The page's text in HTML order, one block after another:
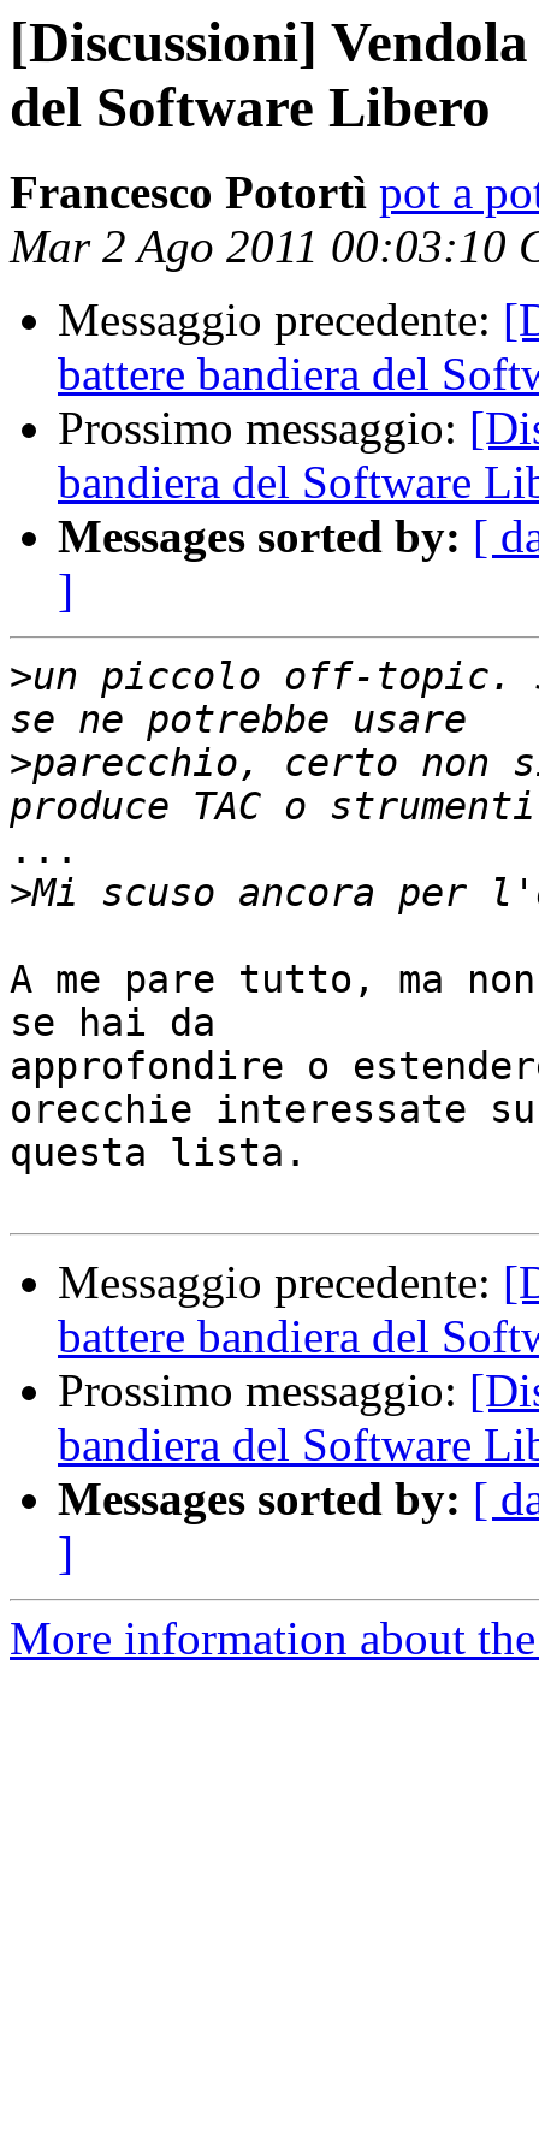
[Discussioni]
del Software Libero
Francesco Potortì pot a
Mar 2 Ago 2011 00:03:10
Messaggio precedente:
battere bandiera del
Prossimo messaggio:
bandiera del Software
Messages sorted by: [
]
>un piccolo off-topic.
>parecchio, certo non
...
>
A me pare tutto, ma
se hai da
approfondire o
orecchie interessate su
questa lista.
Messaggio precedente:
battere bandiera del
Prossimo messaggio:
bandiera del Software
Messages sorted by: [
]
More information about